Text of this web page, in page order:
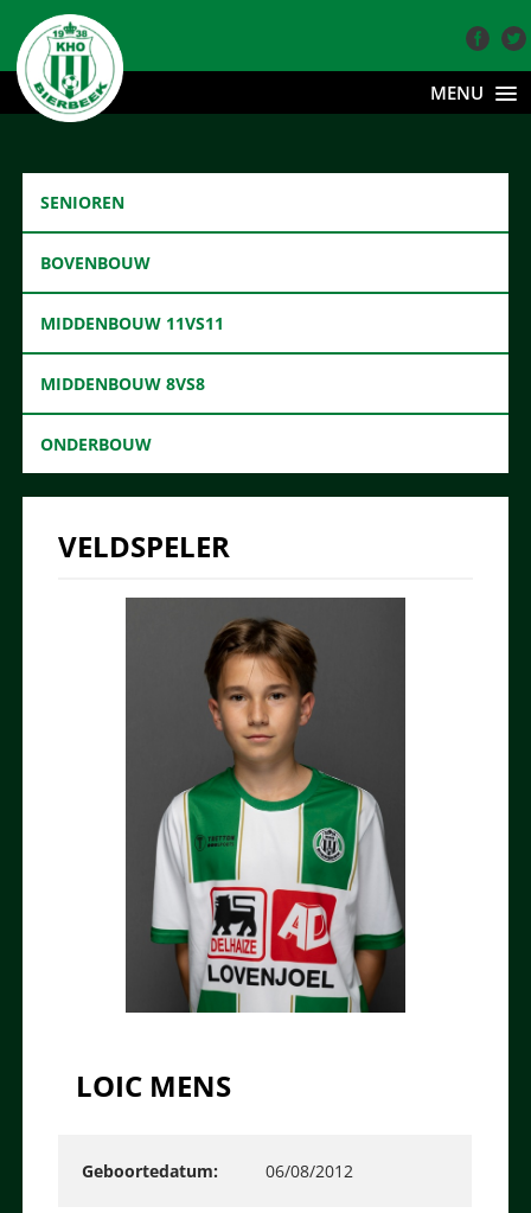
MENU
SENIOREN
BOVENBOUW
MIDDENBOUW 11VS11
MIDDENBOUW 8VS8
ONDERBOUW
VELDSPELER
LOIC MENS
Geboortedatum 06/08/2012